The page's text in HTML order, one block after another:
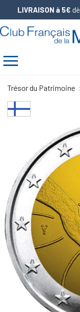
LIVRAISON à 5€
Trésor du Patrimoine